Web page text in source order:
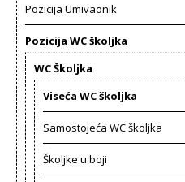
Pozicija Umivaonik
Pozicija WC školjka
WC Školjka
Viseća WC školjka
Samostojeća WC školjka
Školjke u boji